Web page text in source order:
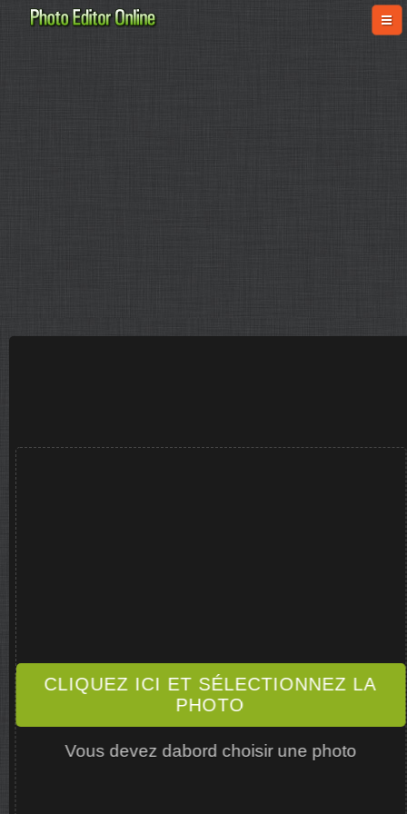
CLIQUEZ ICI ET SÉLECTIONNEZ LA
PHOTO
Vous devez dabord choisir une photo